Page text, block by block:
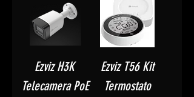
Ezviz H3K
Telecamera PoE
Ezviz T56 Kit
Termostato